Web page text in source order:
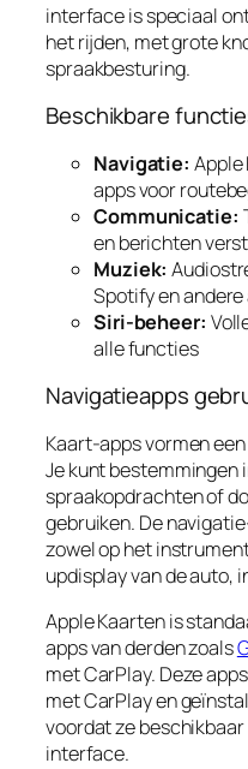
interface is speciaal
het rijden, met grote
spraakbesturing.
Beschikbare
Navigatie: Apple
apps voor
Communicatie:
en berichten
Muziek:
Spotify en andere
Siri-beheer:
alle functies
Navigatieapps
Kaart-apps vormen
Je kunt bestemmingen
spraakopdrachten of
gebruiken. De
zowel op het
updisplay van de auto,
Apple Kaarten is
apps van derden zoals
met CarPlay. Deze
met CarPlay en
voordat ze
interface.